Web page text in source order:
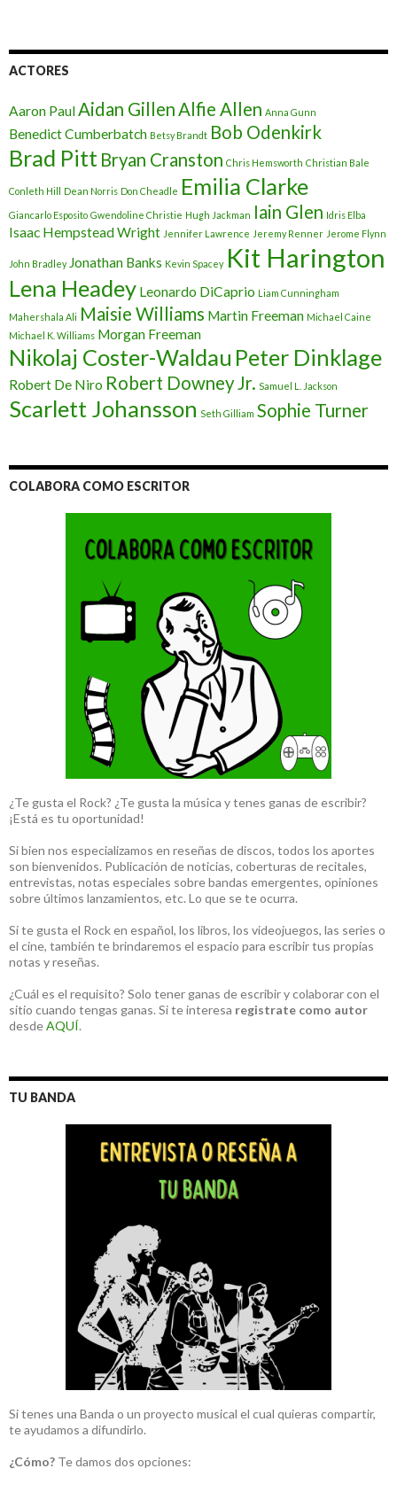
ACTORES
Aaron PaulAidan GillenAlfie Allen Anna Gunn
Benedict Cumberbatch Betsy Brandt Bob Odenkirk
Brad Pitt Bryan Cranston Chris Hemsworth Christian Bale
Conleth Hill Dean Norris Don Cheadle Emilia Clarke
Giancarlo Esposito Gwendoline Christie Hugh Jackman Iain Glen Idris Elba
Isaac Hempstead Wright Jennifer Lawrence Jeremy Renner Jerome Flynn
John Bradley Jonathan Banks Kevin Spacey Kit Harington
Lena Headey Leonardo DiCaprio Liam Cunningham
Mahershala Ali Maisie Williams Martin Freeman Michael Caine
Michael K. Williams Morgan Freeman
Nikolaj Coster-Waldau Peter Dinklage
Robert De Niro Robert Downey Jr. Samuel L. Jackson
Scarlett Johansson Seth Gilliam Sophie Turner
COLABORA COMO ESCRITOR
¿Te gusta el Rock? ¿Te gusta la música y tenes ganas de escribir?
¡Está es tu oportunidad!
Si bien nos especializamos en reseñas de discos, todos los aportes
son bienvenidos. Publicación de noticias, coberturas de recitales,
entrevistas, notas especiales sobre bandas emergentes, opiniones
sobre últimos lanzamientos, etc. Lo que se te ocurra.
Si te gusta el Rock en español, los libros, los videojuegos, las series o
el cine, también te brindaremos el espacio para escribir tus propias
notas y reseñas.
¿Cuál es el requisito? Solo tener ganas de escribir y colaborar con el
sitio cuando tengas ganas. Si te interesa registrate como autor
desdeAQUÍ.
TU BANDA
Si tenes una Banda o un proyecto musical el cual quieras compartir,
te ayudamos a difundirlo.
¿Cómo? Te damos dos opciones: